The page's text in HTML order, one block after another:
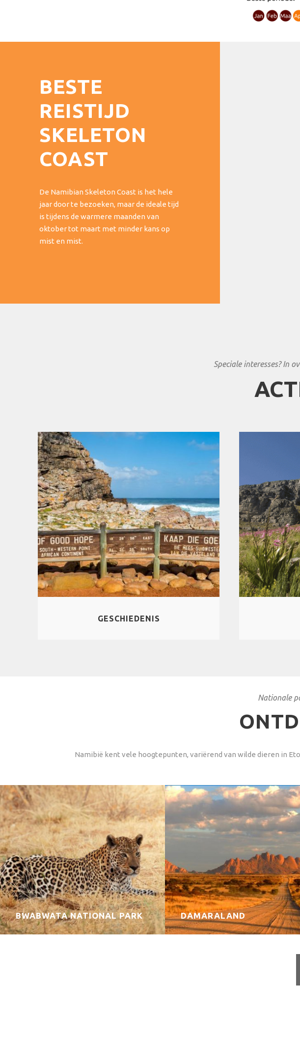
BESTE
REISTIJD
SKELETON
COAST
De Namibian Skeleton Coast is het hele
jaar door te bezoeken, maar de ideale tijd
is tijdens de warmere maanden van
oktober tot maart met minder kans op
mist en mist.
Speciale interesses? In
GESCHIEDENIS
Nationale
Namibië kent vele hoogtepunten, variërend van wilde dieren in
BWABWATA NATIONAL PARK DAMARALAND